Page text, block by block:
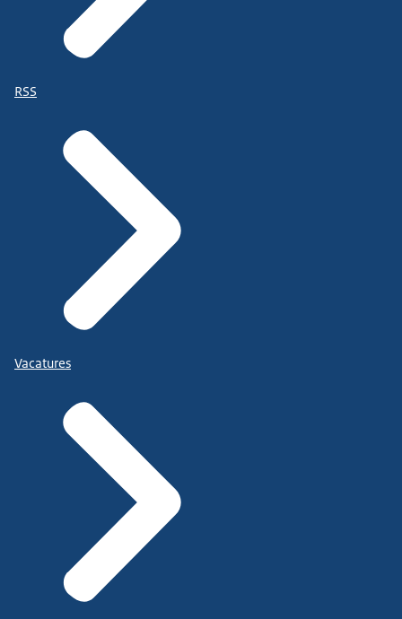
RSS
Vacatures